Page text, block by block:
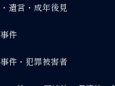
遺言・成年後見
件
件・犯罪被害者